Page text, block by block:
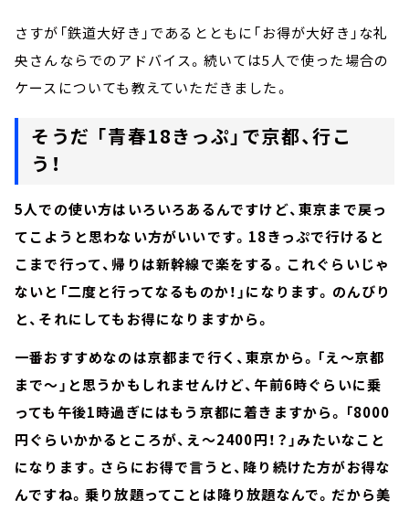
さすが「鉄道大好き」であるとともに「お得が大好き」な礼
央さんならでのアドバイス。続いては5人で使った場合の
ケースについても教えていただきました。
そうだ 「青春18きっぷ」で京都、行こ
う！
5人での使い方はいろいろあるんですけど、東京まで戻っ
てこようと思わない方がいいです。18きっぷで行けると
こまで行って、帰りは新幹線で楽をする。これぐらいじゃ
ないと「二度と行ってなるものか！」になります。のんびり
と、それにしてもお得になりますから。
一番おすすめなのは京都まで行く、東京から。「え～京都
まで～」と思うかもしれませんけど、午前6時ぐらいに乗
っても午後1時過ぎにはもう京都に着きますから。「8000
円ぐらいかかるところが、え～2400円！？」みたいなこと
になります。さらにお得で言うと、降り続けた方がお得な
んですね。乗り放題ってことは降り放題なんで。だから美